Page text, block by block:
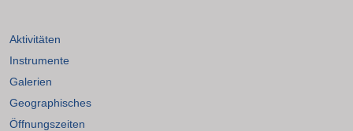
Aktivitäten
Instrumente
Galerien
Geographisches
Öffnungszeiten